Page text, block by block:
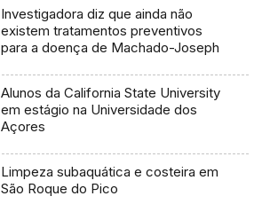
Investigadora diz que ainda não
existem tratamentos preventivos
para a doença de Machado-Joseph
Alunos da California State University
em estágio na Universidade dos
Açores
Limpeza subaquática e costeira em
São Roque do Pico